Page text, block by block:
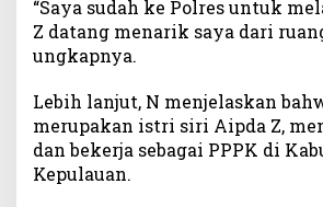
i
“Saya sudah ke Polres untuk
Z datang menarik saya dari
ungkapnya.
Lebih lanjut, N menjelaskan
merupakan istri siri Aipda Z,
dan bekerja sebagai PPPK di
Kepulauan.